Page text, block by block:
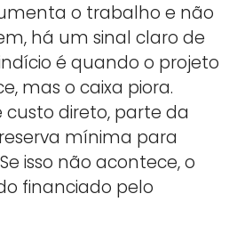
o trabalho e não
há um sinal claro de
é quando o projeto
mas o caixa piora.
custo direto, parte da
mínima para
isso não acontece, o
financiado pelo